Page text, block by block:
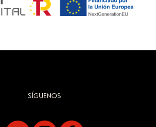
SÍGUENOS